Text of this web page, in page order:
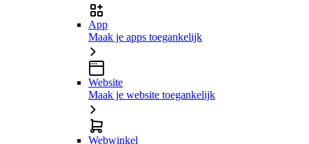
App
Maak je apps toegankelijk
Website
Maak je website toegankelijk
Webwinkel